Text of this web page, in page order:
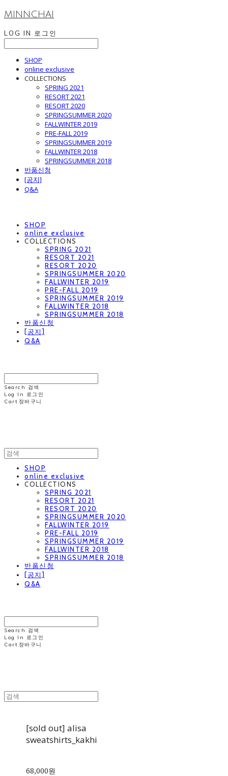
MINNCHAI
LOG IN 로그인
SHOP
online exclusive
COLLECTIONS
SPRING 2021
RESORT 2021
RESORT 2020
SPRINGSUMMER 2020
FALLWINTER 2019
PRE-FALL 2019
SPRINGSUMMER 2019
FALLWINTER 2018
SPRINGSUMMER 2018
반품신청
[공지]
Q&A
SHOP
online exclusive
COLLECTIONS
SPRING 2021
RESORT 2021
RESORT 2020
SPRINGSUMMER 2020
FALLWINTER 2019
PRE-FALL 2019
SPRINGSUMMER 2019
FALLWINTER 2018
SPRINGSUMMER 2018
반품신청
[공지]
Q&A
Search
검색
Log In
로그인
Cart 장바구니
SHOP
online exclusive
COLLECTIONS
SPRING 2021
RESORT 2021
RESORT 2020
SPRINGSUMMER 2020
FALLWINTER 2019
PRE-FALL 2019
SPRINGSUMMER 2019
FALLWINTER 2018
SPRINGSUMMER 2018
반품신청
[공지]
Q&A
Search
검색
Log In
로그인
Cart 장바구니
[sold out] alisa
sweatshirts_kakhi
68,000원